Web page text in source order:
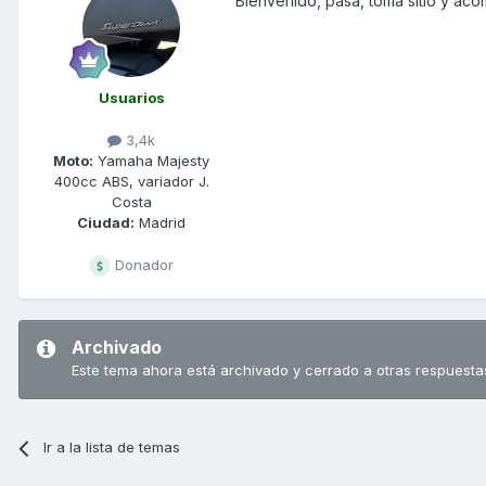
Usuarios
3,4k
Moto: Yamaha Majesty
400cc ABS, variador J.
Costa
Ciudad: Madrid
Donador
Archivado
Este tema ahora está archivado y cerrado a otras
Ir a la lista de temas